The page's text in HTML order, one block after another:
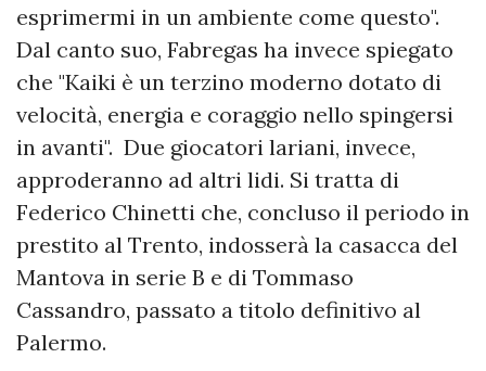
esprimermi in un ambiente come questo".
Dal canto suo, Fabregas ha invece spiegato
che "Kaiki è un terzino moderno dotato di
velocità, energia e coraggio nello spingersi
in avanti". Due giocatori lariani, invece,
approderanno ad altri lidi. Si tratta di
Federico Chinetti che, concluso il periodo in
prestito al Trento, indosserà la casacca del
Mantova in serie B e di Tommaso
Cassandro, passato a titolo definitivo al
Palermo.